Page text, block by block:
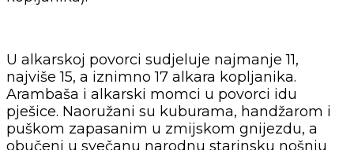
U alkarskoj povorci sudjeluje najmanje 11,
najviše 15, a iznimno 17 alkara kopljanika.
Arambaša i alkarski momci u povorci idu
pješice. Naoružani su kuburama, handžarom i
puškom zapasanim u zmijskom gnijezdu, a
obučeni u svečanu narodnu starinsku nošnju